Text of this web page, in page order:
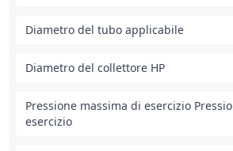
Diametro del tubo applicabile
Diametro del collettore HP
Pressione massima di esercizio
esercizio